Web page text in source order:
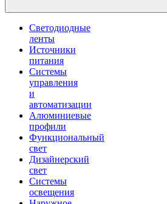
Светодиодные
ленты
Источники
питания
Системы
управления
и
автоматизации
Алюминиевые
профили
Функциональный
свет
Дизайнерский
свет
Системы
освещения